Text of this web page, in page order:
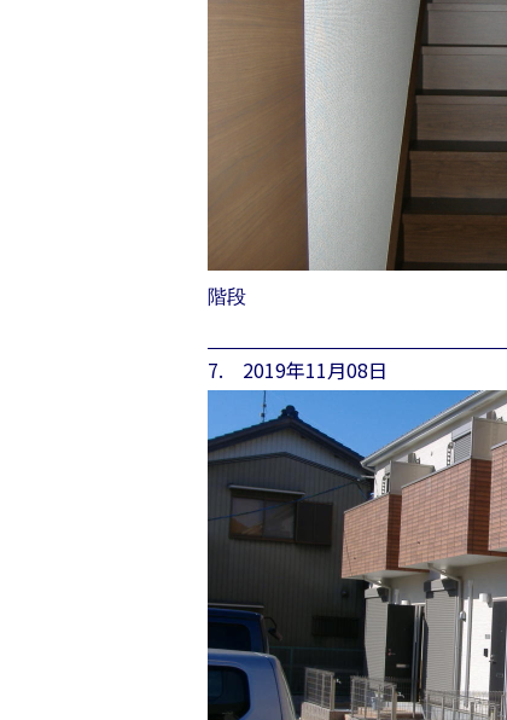
階段
7. 2019年11月08日